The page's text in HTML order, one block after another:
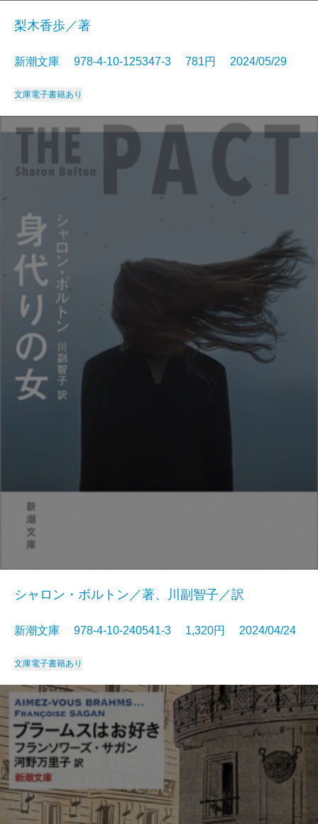
梨木香歩／著
新潮文庫 978-4-10-125347-3 781円 2024/05/29
文庫電子書籍あり
シャロン・ボルトン／著、川副智子／訳
新潮文庫 978-4-10-240541-3 1,320円 2024/04/24
文庫電子書籍あり